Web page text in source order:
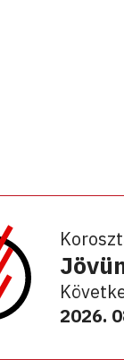
2026.